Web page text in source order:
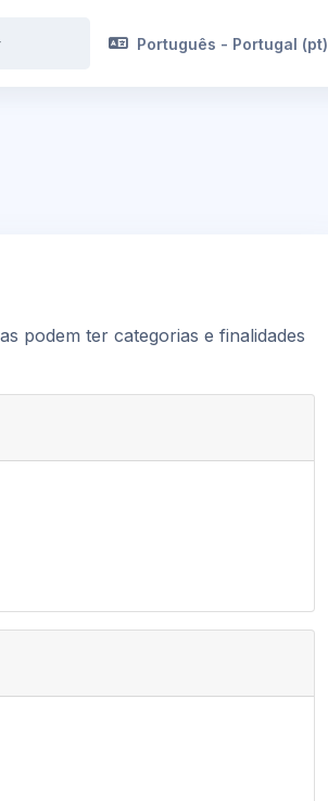
Português - Portugal ‎(pt)‎
podem ter categorias e finalidades